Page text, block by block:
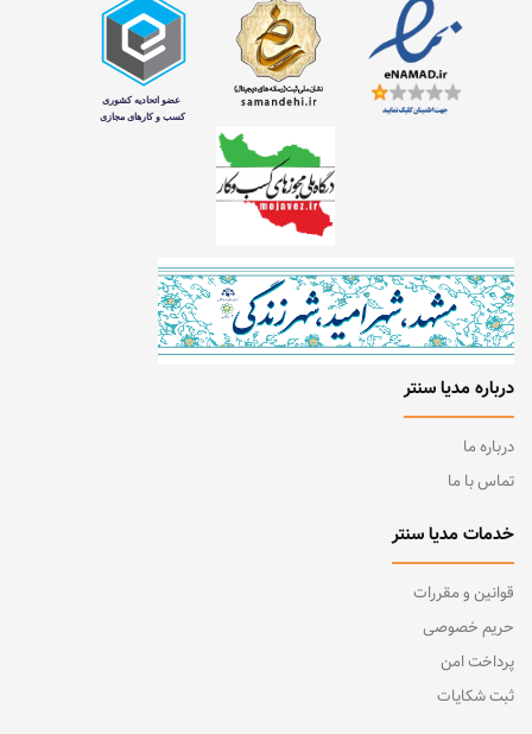
درباره مدیا سنتر
درباره ما
تماس با ما
خدمات مدیا سنتر
قوانین و مقررات
حریم خصوصی
پرداخت امن
ثبت شکایات